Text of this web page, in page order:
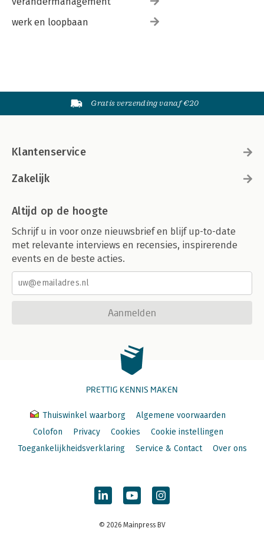
werk en loopbaan
Gratis verzending vanaf €20
Klantenservice
Zakelijk
Altijd op de hoogte
Schrijf u in voor onze nieuwsbrief en blijf up-to-date
met relevante interviews en recensies, inspirerende
events en de beste acties.
Aanmelden
PRETTIG KENNIS MAKEN
Thuiswinkel waarborg
Algemene voorwaarden
Colofon
Privacy Cookies
Cookie instellingen
Toegankelijkheidsverklaring
Service & Contact Over ons
© 2026 Mainpress BV